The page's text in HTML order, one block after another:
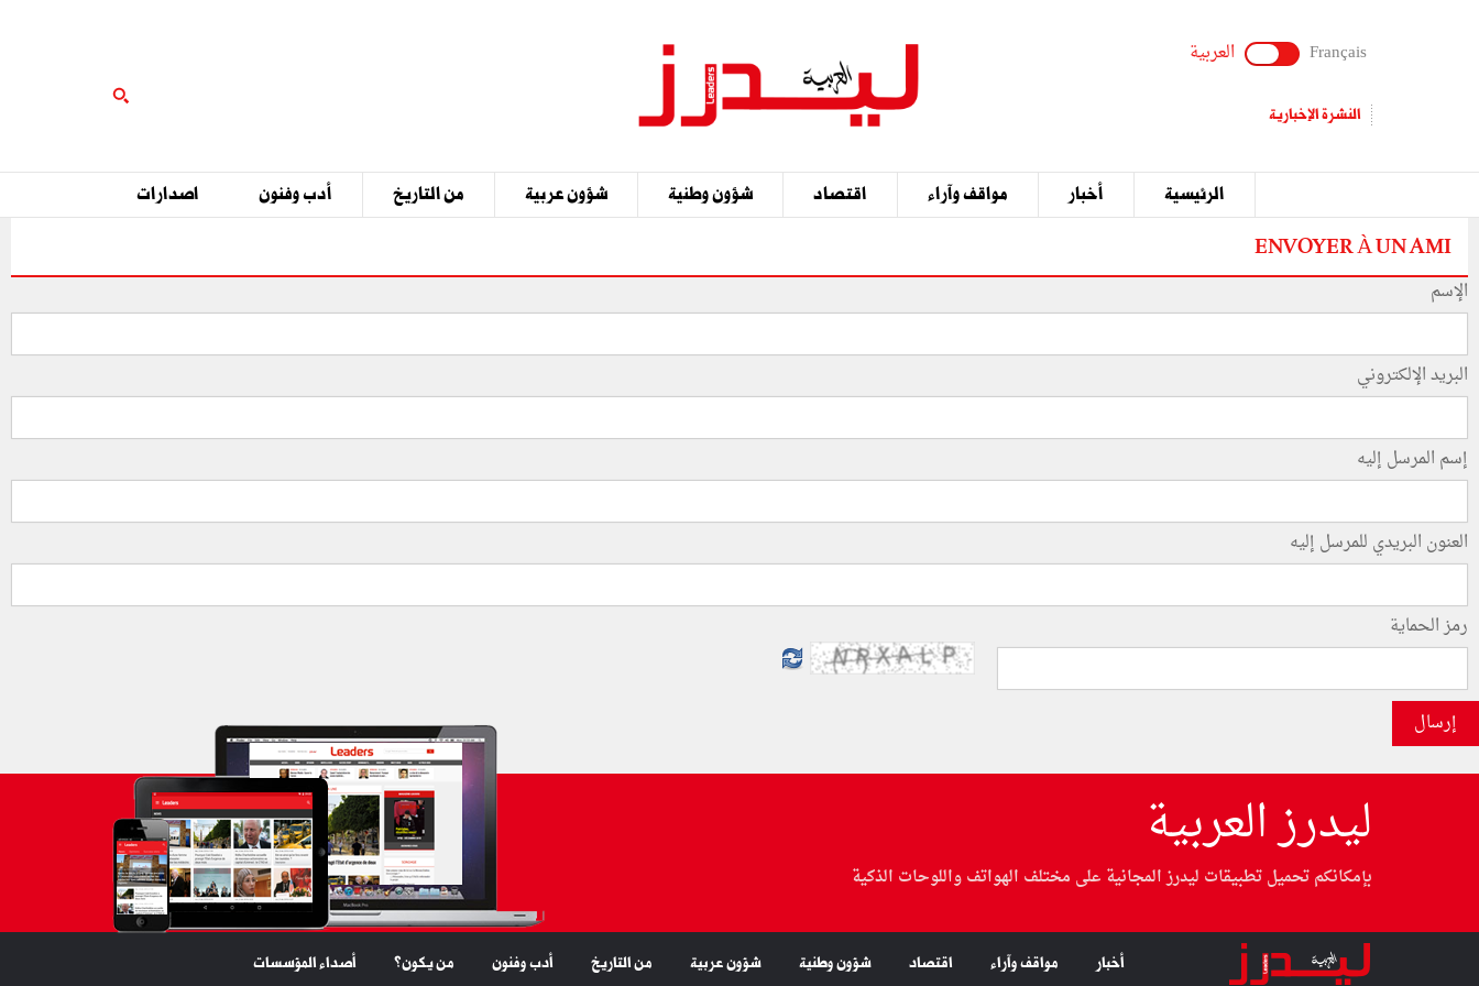
Français العربية
النشرة الإخبارية
الرئيسية أخبار مواقف وآراء اقتصاد شؤون وطنية شؤون عربية من التاريخ أدب وفنون اصدارات
ENVOYER À UN AMI
الإسم
البريد الإلكتروني
إسم المرسل إليه
العنون البريدي للمرسل إليه
رمز الحماية
إرسال
ليدرز العربية
بإمكانكم تحميل تطبيقات ليدرز المجانية على مختلف الهواتف واللوحات الذكية
أخبار مواقف وآراء اقتصاد شؤون وطنية شؤون عربية من التاريخ أدب وفنون من يكون؟ أصداء المؤسسات